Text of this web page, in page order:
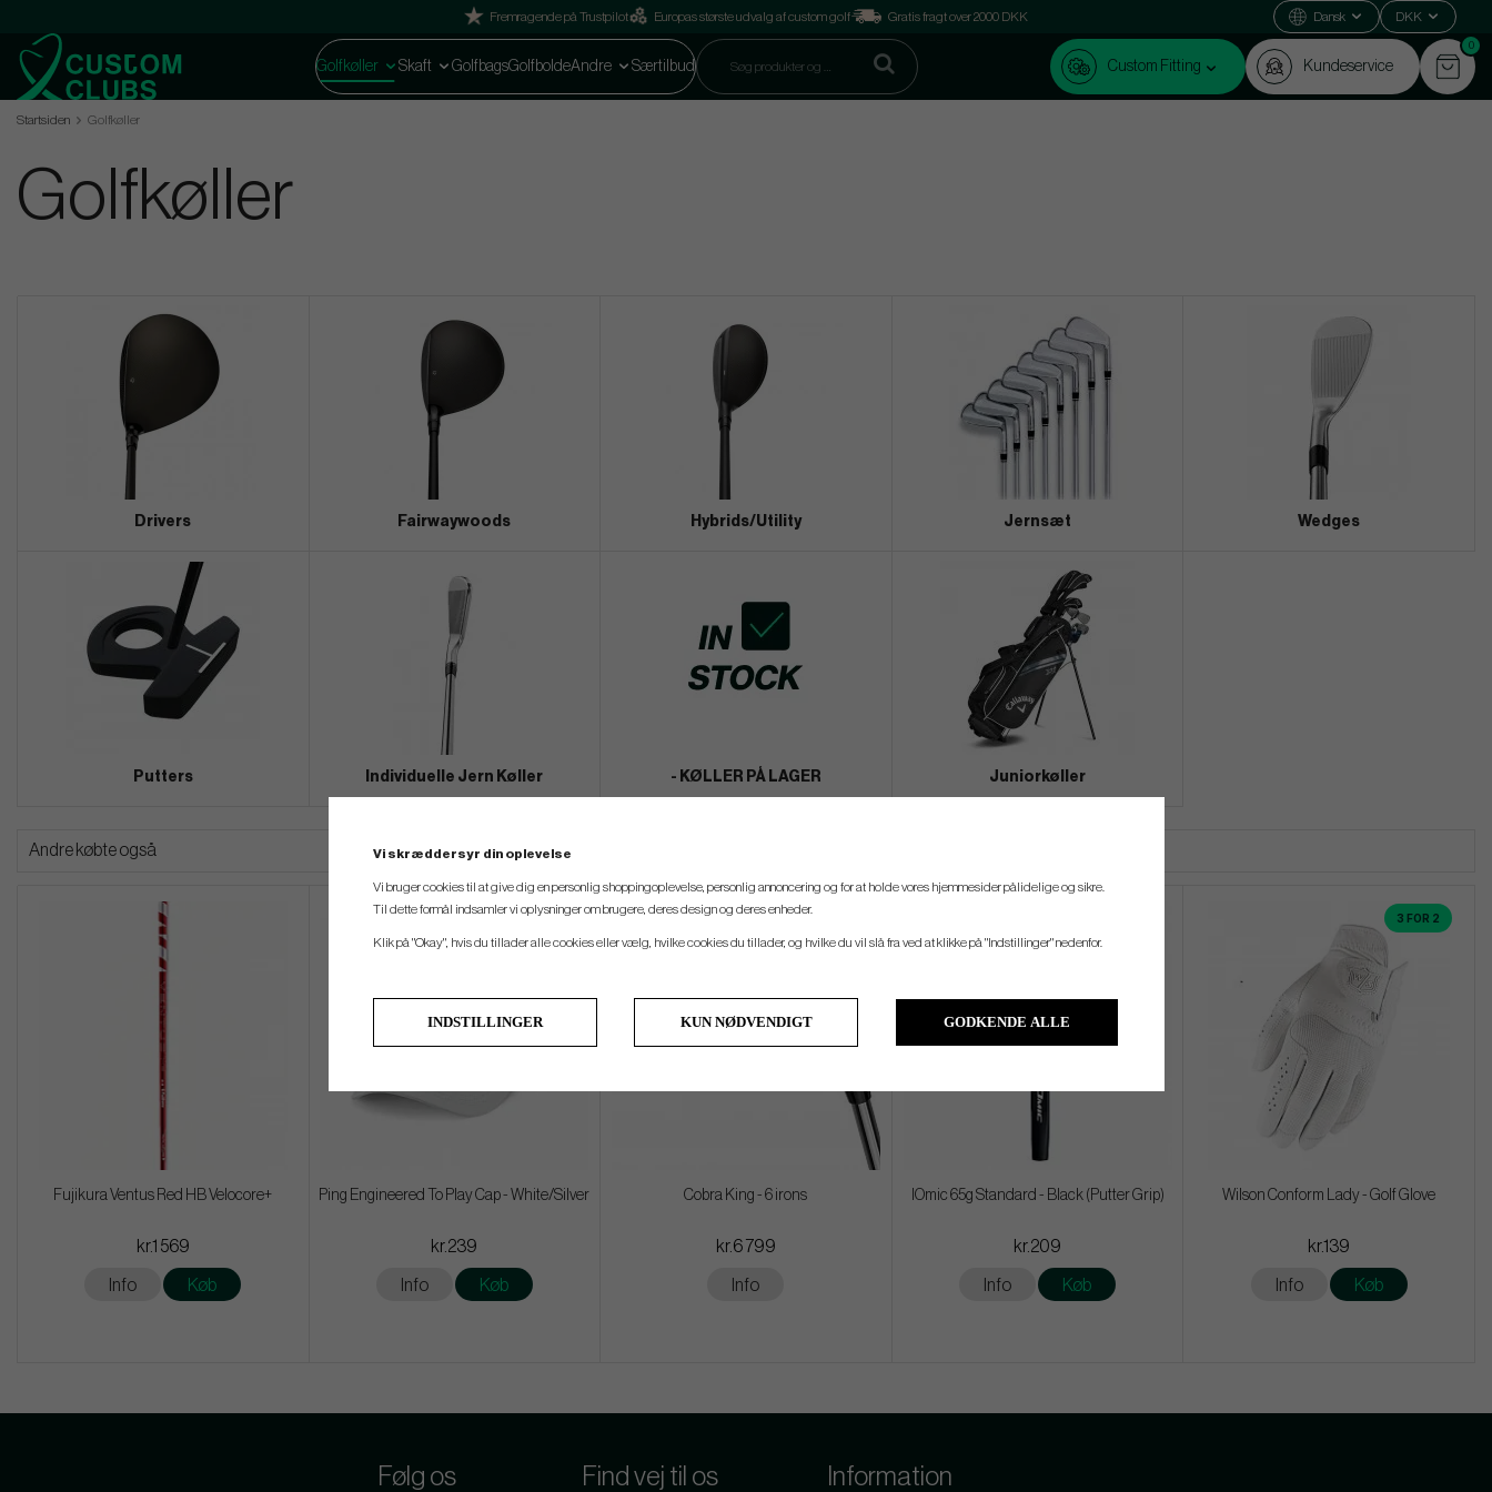
Fremragende på Trustpilot Europas største udvalg af custom golf Gratis fragt over 2000 DKK Dansk DKK
Golfkøller Skaft GolfbagsGolfboldeAndre Særtilbud Custom Fitting Kundeservice
0
Startsiden Golfkøller
Golfkøller
Drivers Fairwaywoods Hybrids/Utility Jernsæt Wedges
Putters Individuelle Jern Køller - KØLLER PÅ LAGER Juniorkøller
Andre købte også
Fujikura Ventus Red HB Velocore+
kr.1 569
Info Køb
Ping Engineered To Play Cap - White/Silver
kr.239
Info Køb
Cobra King - 6 irons
kr.6 799
Info
IOmic 65g Standard - Black (Putter Grip)
kr.209
Info Køb
3 FOR 2
Wilson Conform Lady - Golf Glove
kr.139
Info Køb
Følg os Find vej til os Information
Vi skræddersyr din oplevelse
Vi bruger cookies til at give dig en personlig shoppingoplevelse, personlig annoncering og for at holde vores hjemmesider pålidelige og sikre.
Til dette formål indsamler vi oplysninger om brugere, deres design og deres enheder.
Klik på "Okay", hvis du tillader alle cookies eller vælg, hvilke cookies du tillader, og hvilke du vil slå fra ved at klikke på "Indstillinger" nedenfor.
INDSTILLINGER KUN NØDVENDIGT GODKENDE ALLE